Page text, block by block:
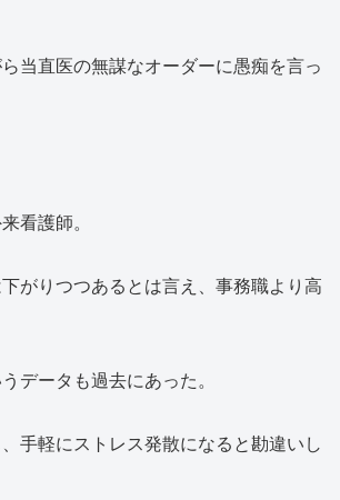
当直医の無謀なオーダーに愚痴を言っ
看護師。
がりつつあるとは言え、事務職より高
データも過去にあった。
手軽にストレス発散になると勘違いし